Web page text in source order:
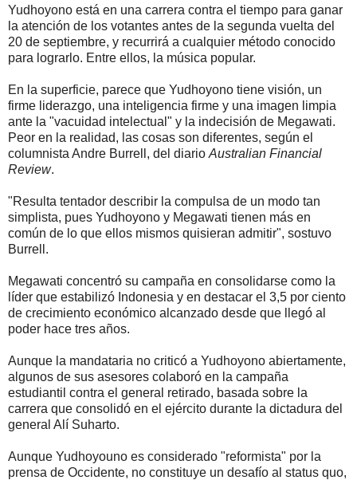
Yudhoyono está en una carrera contra el tiempo para ganar
la atención de los votantes antes de la segunda vuelta del
20 de septiembre, y recurrirá a cualquier método conocido
para lograrlo. Entre ellos, la música popular.
En la superficie, parece que Yudhoyono tiene visión, un
firme liderazgo, una inteligencia firme y una imagen limpia
ante la "vacuidad intelectual" y la indecisión de Megawati.
Peor en la realidad, las cosas son diferentes, según el
columnista Andre Burrell, del diario Australian Financial
Review.
"Resulta tentador describir la compulsa de un modo tan
simplista, pues Yudhoyono y Megawati tienen más en
común de lo que ellos mismos quisieran admitir", sostuvo
Burrell.
Megawati concentró su campaña en consolidarse como la
líder que estabilizó Indonesia y en destacar el 3,5 por ciento
de crecimiento económico alcanzado desde que llegó al
poder hace tres años.
Aunque la mandataria no criticó a Yudhoyono abiertamente,
algunos de sus asesores colaboró en la campaña
estudiantil contra el general retirado, basada sobre la
carrera que consolidó en el ejército durante la dictadura del
general Alí Suharto.
Aunque Yudhoyouno es considerado "reformista" por la
prensa de Occidente, no constituye un desafío al status quo,